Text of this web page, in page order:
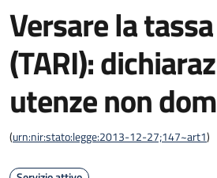
Versare la
(TARI):
utenze non
(urn:nir:stato:legge:2013-12-27;147~art1)